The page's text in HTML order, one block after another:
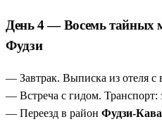
День 4 — Восемь тайных
Фудзи
— Завтрак. Выписка из отеля с
— Встреча с гидом. Транспорт:
— Переезд в район Фудзи-